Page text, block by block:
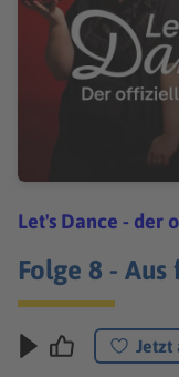
Let's Dance - der
Folge 8 -
Jetzt